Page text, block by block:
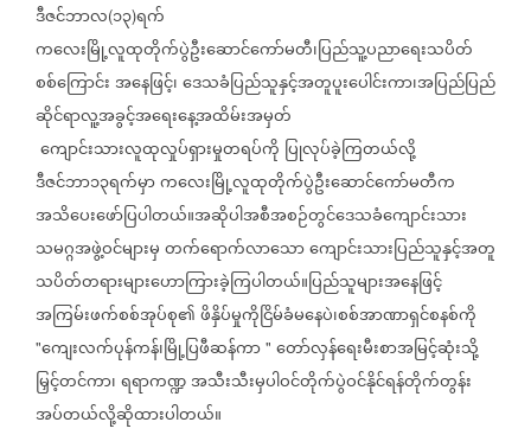
ဒီဇင်ဘာလ(၁၃)ရက်
ကလေးမြို့လူထုတိုက်ပွဲဦးဆောင်ကော်မတီ၊ပြည်သူ့ပညာရေးသပိတ်
စစ်ကြောင်းအနေဖြင့်၊ဒေသခံပြည်သူနှင့်အတူပူးပေါင်းကာ၊အပြည်ပြည်
ဆိုင်ရာလူ့အခွင့်အရေးနေ့အထိမ်းအမှတ်
ကျောင်းသားလူထုလှုပ်ရှားမှုတရပ်ကို ပြုလုပ်ခဲ့ကြတယ်လို့
ဒီဇင်ဘာ၁၃ရက်မှာကလေးမြို့လူထုတိုက်ပွဲဦးဆောင်ကော်မတီက
အသိပေးဖော်ပြပါတယ်။အဆိုပါအစီအစဉ်တွင်ဒေသခံကျောင်းသား
သမဂ္ဂအဖွဲ့ဝင်များမှတက်ရောက်လာသောကျောင်းသားပြည်သူနှင့်အတူ
သပိတ်တရားများဟောကြားခဲ့ကြပါတယ်။ပြည်သူများအနေဖြင့်
အကြမ်းဖက်စစ်အုပ်စု၏ဖိနှိပ်မှုကိုငြိမ်ခံမနေပဲ၊စစ်အာဏာရှင်စနစ်ကို
"ကျေးလက်ပုန်ကန်၊မြို့ပြဖီဆန်ကာ " တော်လှန်ရေးမီးစာအမြင့်ဆုံးသို့
မြှင့်တင်ကာ၊ရရာကဏ္ဍအသီးသီးမှပါဝင်တိုက်ပွဲဝင်နိုင်ရန်တိုက်တွန်း
အပ်တယ်လို့ဆိုထားပါတယ်။